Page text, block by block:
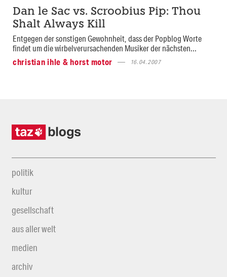
Dan le Sac vs. Scroobius Pip: Thou
Shalt Always Kill
Entgegen der sonstigen Gewohnheit, dass der Popblog Worte
findet um die wirbelverursachenden Musiker der nächsten...
christian ihle & horst motor
16.04.2007
politik
kultur
gesellschaft
aus aller welt
medien
archiv